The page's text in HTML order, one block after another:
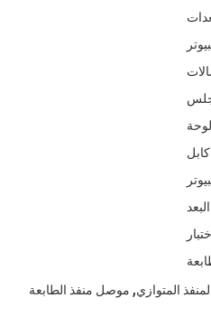
المتوازي, موصل منفذ الطابعة